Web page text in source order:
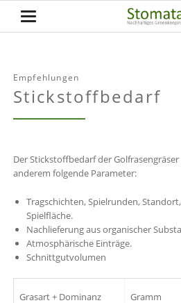
Empfehlungen
Stickstoffbedarf
Der Stickstoffbedarf der
anderem folgende Parameter:
Tragschichten, Spielrunden,
Spielfläche.
Nachlieferung aus organischer
Atmosphärische Einträge.
Schnittgutvolumen
Grasart + Dominanz
Gramm